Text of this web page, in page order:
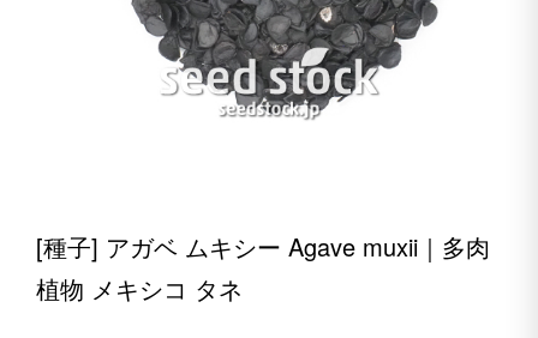
[種子] アガベ ムキシー Agave muxii｜多肉
植物 メキシコ タネ